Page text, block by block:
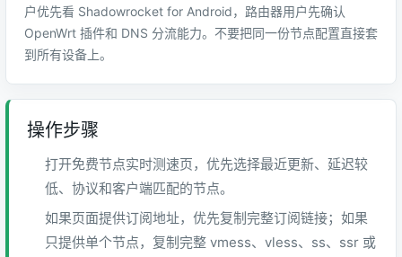
户优先看 Shadowrocket for Android，路由器用户先确认
OpenWrt 插件和 DNS 分流能力。不要把同一份节点配置直接套
到所有设备上。
操作步骤
打开免费节点实时测速页，优先选择最近更新、延迟较
低、协议和客户端匹配的节点。
如果页面提供订阅地址，优先复制完整订阅链接；如果
只提供单个节点，复制完整 vmess、vless、ss、ssr 或